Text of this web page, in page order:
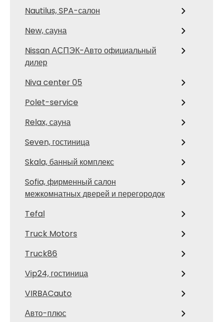
Nautilus, SPA-салон
New, сауна
Nissan АСПЭК-Авто официальный
дилер
Niva center 05
Polet-service
Relax, сауна
Seven, гостиница
Skala, банный комплекс
Sofia, фирменный салон
межкомнатных дверей и перегородок
Tefal
Truck Motors
Truck86
Vip24, гостиница
VIRBACauto
Авто-плюс